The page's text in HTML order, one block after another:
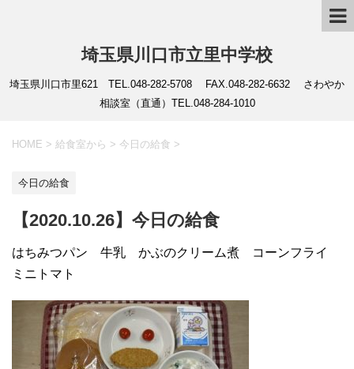
埼玉県川口市立里中学校
埼玉県川口市里621 TEL.048-282-5708 FAX.048-282-6632 さわやか
相談室（直通）TEL.048-284-1010
HOME > 給食室から > 今日の給食 >
今日の給食
【2020.10.26】今日の給食
はちみつパン 牛乳 かぶのクリーム煮 コーンフライ
ミニトマト